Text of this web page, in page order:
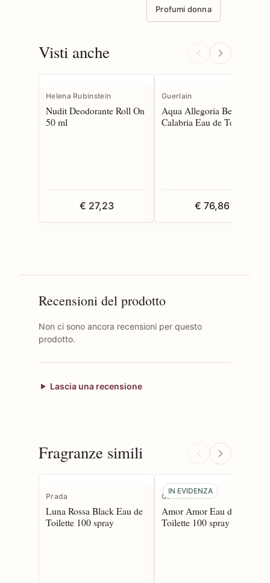
Profumi donna
Visti anche
Helena Rubinstein
Nudit Deodorante Roll On
50 ml
€ 27,23
Guerlain
Aqua Allegoria Bergamote
Calabria Eau de Toilette
€ 76,86
Recensioni del prodotto
Non ci sono ancora recensioni per questo
prodotto.
Lascia una recensione
Fragranze simili
Prada
Luna Rossa Black Eau de
Toilette 100 spray
IN EVIDENZA
Cacharel
Amor Amor Eau de
Toilette 100 spray